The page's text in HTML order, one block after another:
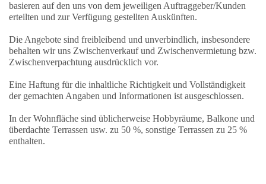
basieren auf den uns von dem jeweiligen Auftraggeber/Kunden
erteilten und zur Verfügung gestellten Auskünften.
Die Angebote sind freibleibend und unverbindlich, insbesondere
behalten wir uns Zwischenverkauf und Zwischenvermietung bzw.
Zwischenverpachtung ausdrücklich vor.
Eine Haftung für die inhaltliche Richtigkeit und Vollständigkeit
der gemachten Angaben und Informationen ist ausgeschlossen.
In der Wohnfläche sind üblicherweise Hobbyräume, Balkone und
überdachte Terrassen usw. zu 50 %, sonstige Terrassen zu 25 %
enthalten.